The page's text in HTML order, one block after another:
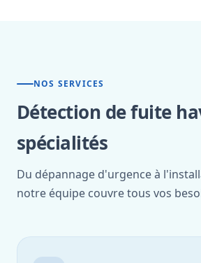
NOS SERVICES
Détection de fuite
spécialités
Du dépannage d'urgence à
notre équipe couvre tous vos